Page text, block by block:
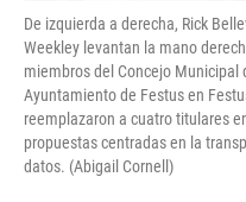
De izquierda a derecha, Rick
Weekley levantan la mano
miembros del Concejo Municipal
Ayuntamiento de Festus en
reemplazaron a cuatro titulares
propuestas centradas en la
datos. (Abigail Cornell)